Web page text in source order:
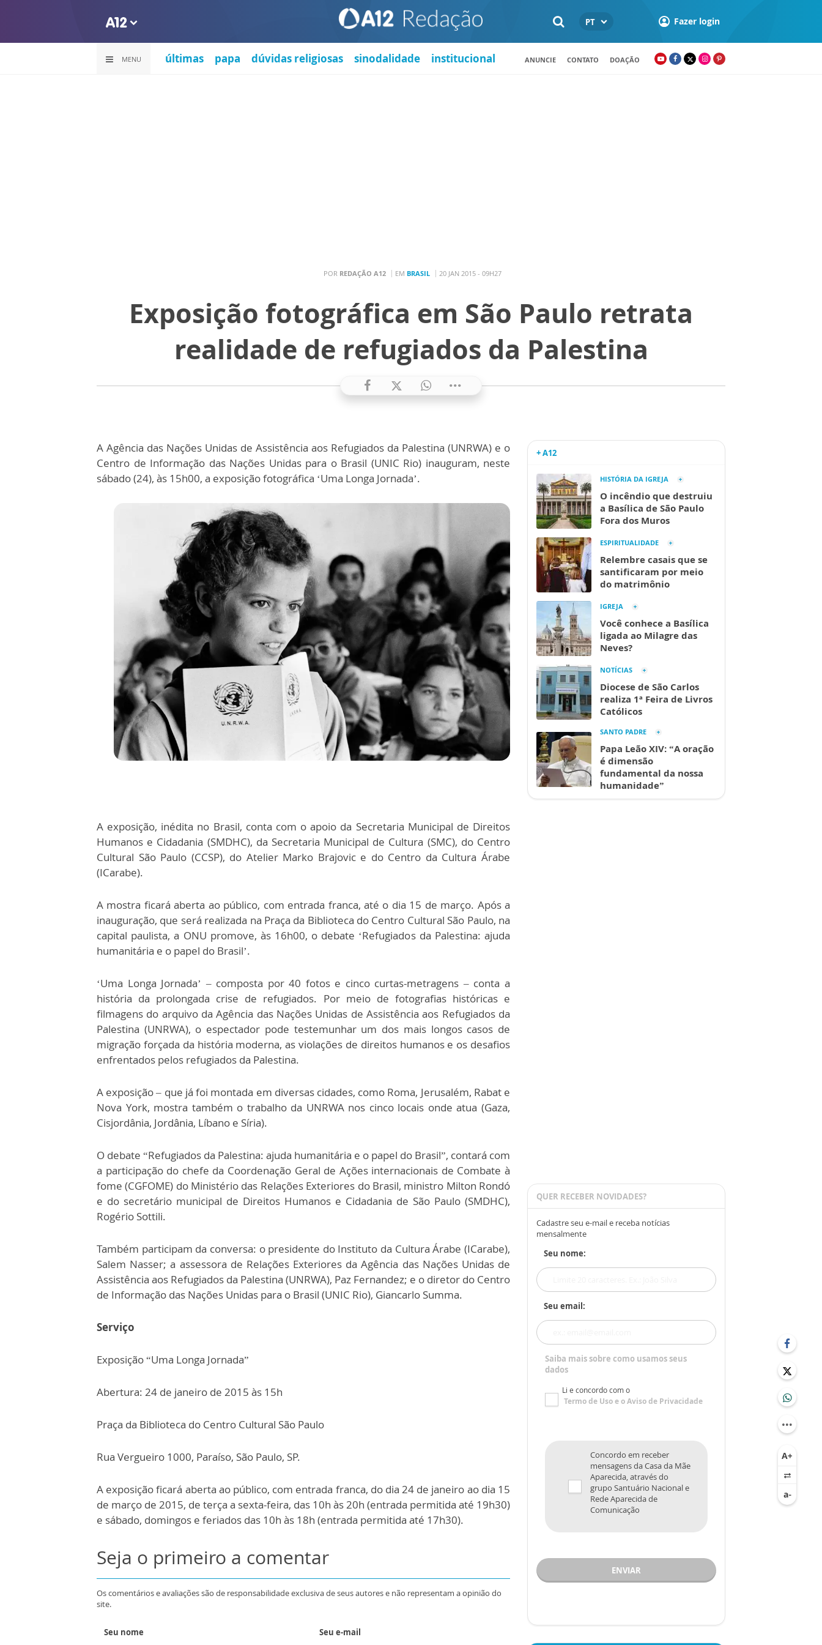
PT Fazer login
MENU últimas papa dúvidas religiosas sinodalidade institucional ANUNCIE CONTATO DOAÇÃO
POR REDAÇÃO A12 EM BRASIL 20 JAN 2015 - 09H27
Exposição fotográfica em São Paulo retrata
realidade de refugiados da Palestina
A Agência das Nações Unidas de Assistência aos Refugiados da Palestina (UNRWA) e o
Centro de Informação das Nações Unidas para o Brasil (UNIC Rio) inauguram, neste
sábado (24), às 15h00, a exposição fotográfica ‘Uma Longa Jornada’.
A exposição, inédita no Brasil, conta com o apoio da Secretaria Municipal de Direitos
Humanos e Cidadania (SMDHC), da Secretaria Municipal de Cultura (SMC), do Centro
Cultural São Paulo (CCSP), do Atelier Marko Brajovic e do Centro da Cultura Árabe
(ICarabe).
A mostra ficará aberta ao público, com entrada franca, até o dia 15 de março. Após a
inauguração, que será realizada na Praça da Biblioteca do Centro Cultural São Paulo, na
capital paulista, a ONU promove, às 16h00, o debate ‘Refugiados da Palestina: ajuda
humanitária e o papel do Brasil’.
‘Uma Longa Jornada’ – composta por 40 fotos e cinco curtas-metragens – conta a
história da prolongada crise de refugiados. Por meio de fotografias históricas e
filmagens do arquivo da Agência das Nações Unidas de Assistência aos Refugiados da
Palestina (UNRWA), o espectador pode testemunhar um dos mais longos casos de
migração forçada da história moderna, as violações de direitos humanos e os desafios
enfrentados pelos refugiados da Palestina.
A exposição – que já foi montada em diversas cidades, como Roma, Jerusalém, Rabat e
Nova York, mostra também o trabalho da UNRWA nos cinco locais onde atua (Gaza,
Cisjordânia, Jordânia, Líbano e Síria).
O debate “Refugiados da Palestina: ajuda humanitária e o papel do Brasil”, contará com
a participação do chefe da Coordenação Geral de Ações internacionais de Combate à
fome (CGFOME) do Ministério das Relações Exteriores do Brasil, ministro Milton Rondó
e do secretário municipal de Direitos Humanos e Cidadania de São Paulo (SMDHC),
Rogério Sottili.
Também participam da conversa: o presidente do Instituto da Cultura Árabe (ICarabe),
Salem Nasser; a assessora de Relações Exteriores da Agência das Nações Unidas de
Assistência aos Refugiados da Palestina (UNRWA), Paz Fernandez; e o diretor do Centro
de Informação das Nações Unidas para o Brasil (UNIC Rio), Giancarlo Summa.
Serviço
Exposição “Uma Longa Jornada”
Abertura: 24 de janeiro de 2015 às 15h
Praça da Biblioteca do Centro Cultural São Paulo
Rua Vergueiro 1000, Paraíso, São Paulo, SP.
A exposição ficará aberta ao público, com entrada franca, do dia 24 de janeiro ao dia 15
de março de 2015, de terça a sexta-feira, das 10h às 20h (entrada permitida até 19h30)
e sábado, domingos e feriados das 10h às 18h (entrada permitida até 17h30).
Seja o primeiro a comentar
Os comentários e avaliações são de responsabilidade exclusiva de seus autores e não representam a opinião do
site.
Seu nome Seu e-mail
+ A12
HISTÓRIA DA IGREJA
O incêndio que destruiu
a Basílica de São Paulo
Fora dos Muros
ESPIRITUALIDADE
Relembre casais que se
santificaram por meio
do matrimônio
IGREJA
Você conhece a Basílica
ligada ao Milagre das
Neves?
NOTÍCIAS
Diocese de São Carlos
realiza 1ª Feira de Livros
Católicos
SANTO PADRE
Papa Leão XIV: “A oração
é dimensão
fundamental da nossa
humanidade”
QUER RECEBER NOVIDADES?
Cadastre seu e-mail e receba notícias
mensalmente
Seu nome:
Seu email:
Saiba mais sobre como usamos seus
dados
Li e concordo com o
Termo de Usoe oAviso de Privacidade
Concordo em receber
mensagens da Casa da Mãe
Aparecida, através do
grupo Santuário Nacional e
Rede Aparecida de
Comunicação
ENVIAR